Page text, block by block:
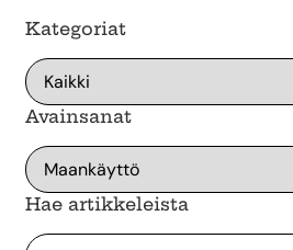
Kategoriat
Avainsanat
Hae artikkeleista